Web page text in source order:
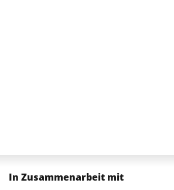
In Zusammenarbeit mit